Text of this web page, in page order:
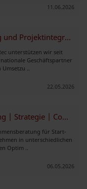
11.06.2026
GlobaRec – Ihr Partner für Recruiting und Projektintegration
unterstützen wir seit
Geschäftspartner
..
22.05.2026
Ganzheitliche Unternehmensberatung | Strategie | Compliance | Prozesso
für Start-
in unterschiedlichen
Optim ..
06.05.2026